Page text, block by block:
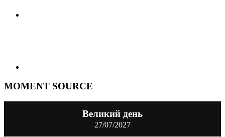
MOMENT SOURCE
Великий день
27/07/2027